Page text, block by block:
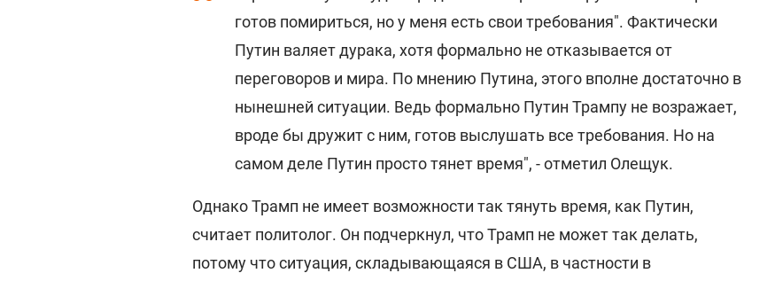
готов помириться, но у меня есть свои требования". Фактически
Путин валяет дурака, хотя формально не отказывается от
переговоров и мира. По мнению Путина, этого вполне достаточно в
нынешней ситуации. Ведь формально Путин Трампу не возражает,
вроде бы дружит с ним, готов выслушать все требования. Но на
самом деле Путин просто тянет время", - отметил Олещук.
Однако Трамп не имеет возможности так тянуть время, как Путин,
считает политолог. Он подчеркнул, что Трамп не может так делать,
потому что ситуация, складывающаяся в США, в частности в